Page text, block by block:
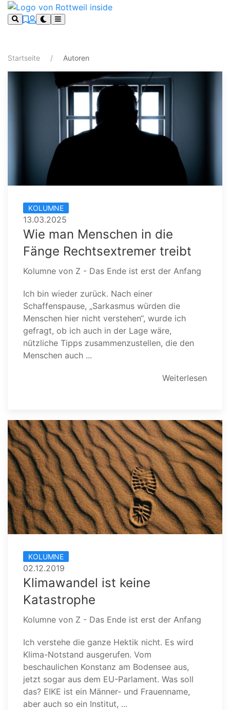
Startseite Autoren
KOLUMNE
13.03.2025
Wie man Menschen in die
Fänge Rechtsextremer treibt
Kolumne von Z - Das Ende ist erst der Anfang
Ich bin wieder zurück. Nach einer
Schaffenspause, „Sarkasmus würden die
Menschen hier nicht verstehen“, wurde ich
gefragt, ob ich auch in der Lage wäre,
nützliche Tipps zusammenzustellen, die den
Menschen auch ...
Weiterlesen
KOLUMNE
02.12.2019
Klimawandel ist keine
Katastrophe
Kolumne von Z - Das Ende ist erst der Anfang
Ich verstehe die ganze Hektik nicht. Es wird
Klima-Notstand ausgerufen. Vom
beschaulichen Konstanz am Bodensee aus,
jetzt sogar aus dem EU-Parlament. Was soll
das? EIKE ist ein Männer- und Frauenname,
aber auch so ein Institut, ...